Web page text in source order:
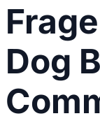
Dog